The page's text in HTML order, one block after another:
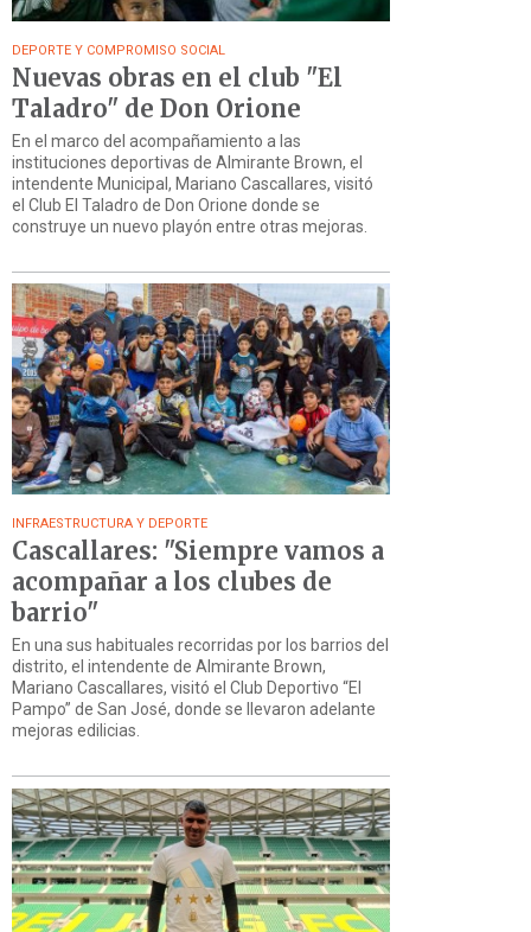
DEPORTE Y COMPROMISO SOCIAL
Nuevas obras en el club "El
Taladro" de Don Orione
En el marco del acompañamiento a las
instituciones deportivas de Almirante Brown, el
intendente Municipal, Mariano Cascallares, visitó
el Club El Taladro de Don Orione donde se
construye un nuevo playón entre otras mejoras.
INFRAESTRUCTURA Y DEPORTE
Cascallares: "Siempre vamos a
acompañar a los clubes de
barrio"
En una sus habituales recorridas por los barrios del
distrito, el intendente de Almirante Brown,
Mariano Cascallares, visitó el Club Deportivo “El
Pampo” de San José, donde se llevaron adelante
mejoras edilicias.